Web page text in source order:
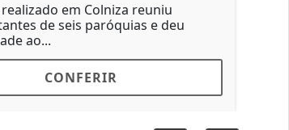
Ação teve início nas comunidades
posteriormente, seguirá para a área